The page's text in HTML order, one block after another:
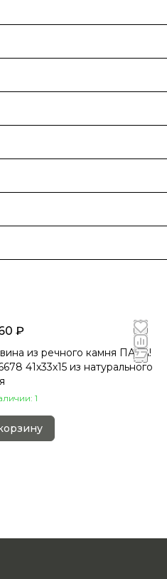
₽
из речного камня ПАРА!
41х33х15 из натурального
1